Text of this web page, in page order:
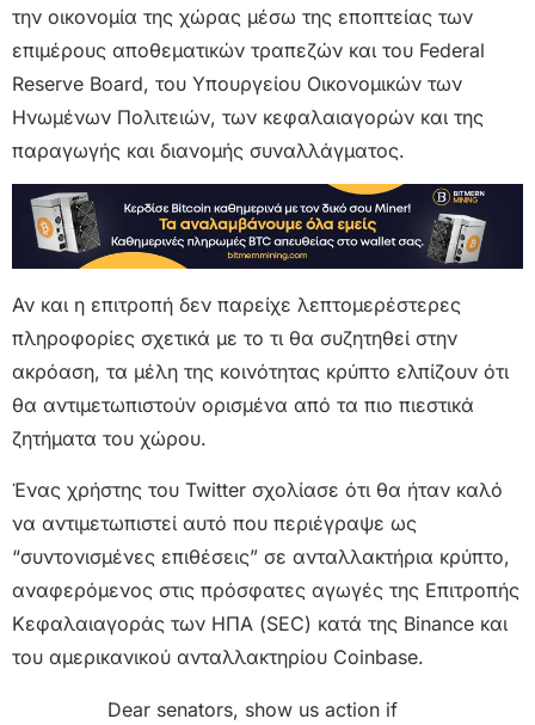
την οικονομία της χώρας μέσω της εποπτείας των
επιμέρους αποθεματικών τραπεζών και του Federal
Reserve Board, του Υπουργείου Οικονομικών των
Ηνωμένων Πολιτειών, των κεφαλαιαγορών και της
παραγωγής και διανομής συναλλάγματος.
Αν και η επιτροπή δεν παρείχε λεπτομερέστερες
πληροφορίες σχετικά με το τι θα συζητηθεί στην
ακρόαση, τα μέλη της κοινότητας κρύπτο ελπίζουν ότι
θα αντιμετωπιστούν ορισμένα από τα πιο πιεστικά
ζητήματα του χώρου.
Ένας χρήστης του Twitter σχολίασε ότι θα ήταν καλό
να αντιμετωπιστεί αυτό που περιέγραψε ως
“συντονισμένες επιθέσεις” σε ανταλλακτήρια κρύπτο,
αναφερόμενος στις πρόσφατες αγωγές της Επιτροπής
Κεφαλαιαγοράς των ΗΠΑ (SEC) κατά της Binance και
του αμερικανικού ανταλλακτηρίου Coinbase.
Dear senators, show us action if